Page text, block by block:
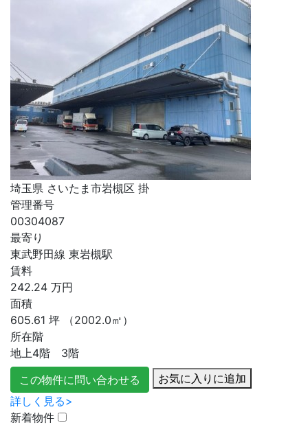
埼玉県 さいたま市岩槻区 掛
管理番号
00304087
最寄り
東武野田線 東岩槻駅
賃料
242.24 万円
面積
605.61 坪 （2002.0㎡）
所在階
地上4階 3階
この物件に問い合わせる
お気に入りに追加
詳しく見る>
新着物件